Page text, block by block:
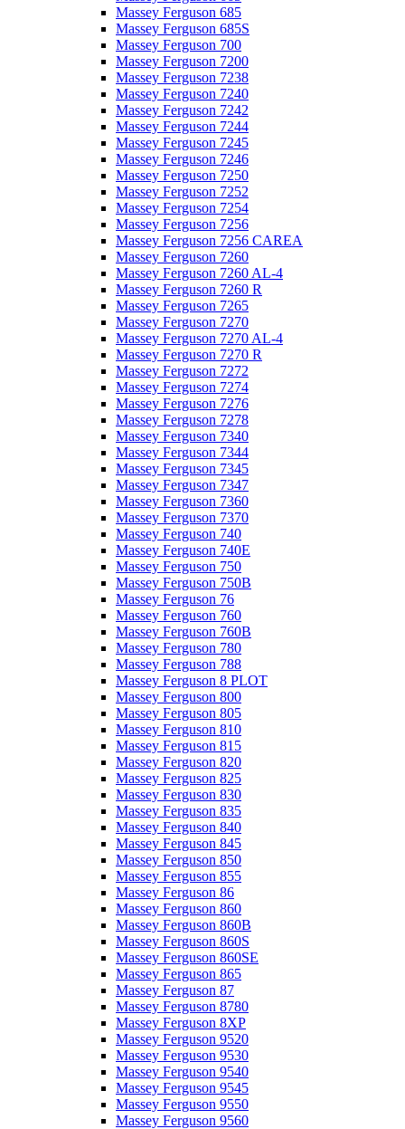
Massey Ferguson 685
Massey Ferguson 685S
Massey Ferguson 700
Massey Ferguson 7200
Massey Ferguson 7238
Massey Ferguson 7240
Massey Ferguson 7242
Massey Ferguson 7244
Massey Ferguson 7245
Massey Ferguson 7246
Massey Ferguson 7250
Massey Ferguson 7252
Massey Ferguson 7254
Massey Ferguson 7256
Massey Ferguson 7256 CAREA
Massey Ferguson 7260
Massey Ferguson 7260 AL-4
Massey Ferguson 7260 R
Massey Ferguson 7265
Massey Ferguson 7270
Massey Ferguson 7270 AL-4
Massey Ferguson 7270 R
Massey Ferguson 7272
Massey Ferguson 7274
Massey Ferguson 7276
Massey Ferguson 7278
Massey Ferguson 7340
Massey Ferguson 7344
Massey Ferguson 7345
Massey Ferguson 7347
Massey Ferguson 7360
Massey Ferguson 7370
Massey Ferguson 740
Massey Ferguson 740E
Massey Ferguson 750
Massey Ferguson 750B
Massey Ferguson 76
Massey Ferguson 760
Massey Ferguson 760B
Massey Ferguson 780
Massey Ferguson 788
Massey Ferguson 8 PLOT
Massey Ferguson 800
Massey Ferguson 805
Massey Ferguson 810
Massey Ferguson 815
Massey Ferguson 820
Massey Ferguson 825
Massey Ferguson 830
Massey Ferguson 835
Massey Ferguson 840
Massey Ferguson 845
Massey Ferguson 850
Massey Ferguson 855
Massey Ferguson 86
Massey Ferguson 860
Massey Ferguson 860B
Massey Ferguson 860S
Massey Ferguson 860SE
Massey Ferguson 865
Massey Ferguson 87
Massey Ferguson 8780
Massey Ferguson 8XP
Massey Ferguson 9520
Massey Ferguson 9530
Massey Ferguson 9540
Massey Ferguson 9545
Massey Ferguson 9550
Massey Ferguson 9560